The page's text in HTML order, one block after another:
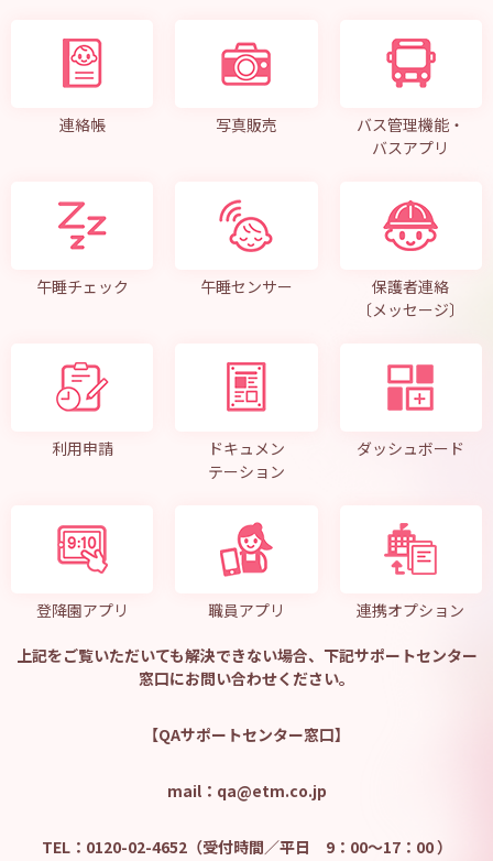
連絡帳 写真販売
バス管理機能・
バスアプリ
午睡チェック 午睡センサー
保護者連絡
〔メッセージ〕
利用申請
ドキュメン
テーション
ダッシュボード
登降園アプリ 職員アプリ 連携オプション
上記をご覧いただいても解決できない場合、下記サポートセンター
窓口にお問い合わせください。
【QAサポートセンター窓口】
mail：qa@etm.co.jp
TEL：0120-02-4652（受付時間／平日 9：00～17：00 ）